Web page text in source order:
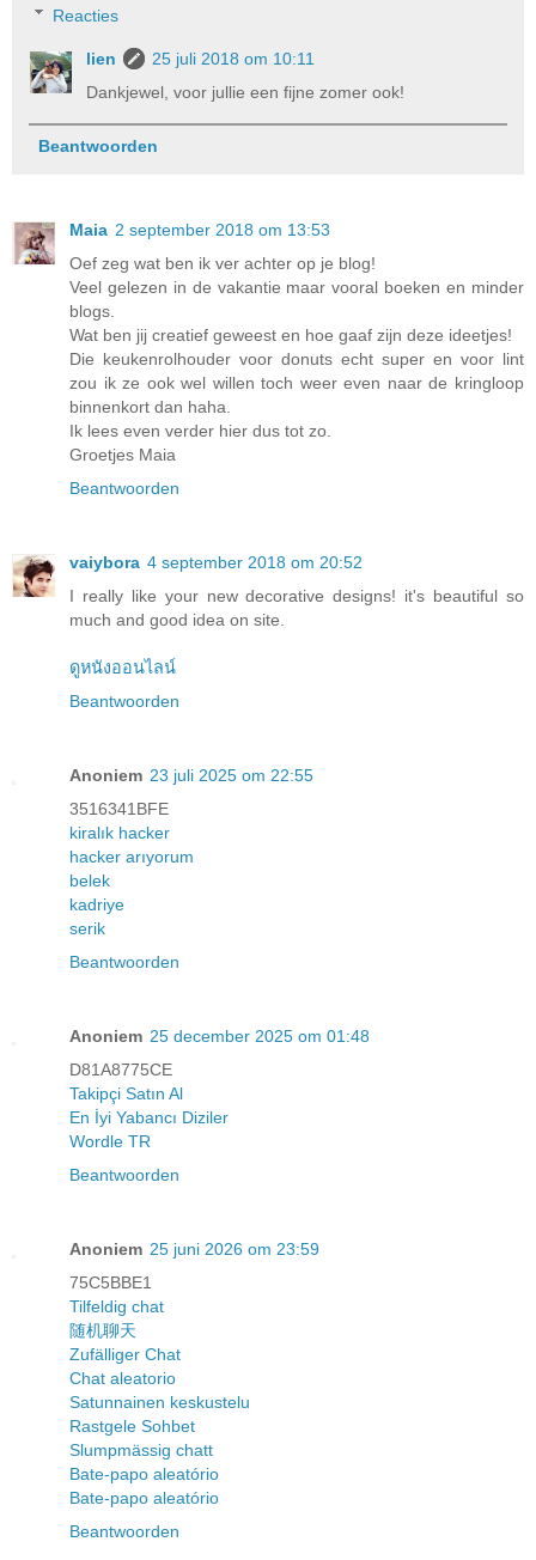
Reacties
lien
25 juli 2018 om 10:11
Dankjewel, voor jullie een fijne zomer ook!
Beantwoorden
Maia 2 september 2018 om 13:53
Oef zeg wat ben ik ver achter op je blog!
Veel gelezen in de vakantie maar vooral boeken en minder
blogs.
Wat ben jij creatief geweest en hoe gaaf zijn deze ideetjes!
Die keukenrolhouder voor donuts echt super en voor lint
zou ik ze ook wel willen toch weer even naar de kringloop
binnenkort dan haha.
Ik lees even verder hier dus tot zo.
Groetjes Maia
Beantwoorden
vaiybora 4 september 2018 om 20:52
I really like your new decorative designs! it's beautiful so
much and good idea on site.
ดูหนังออนไลน์
Beantwoorden
Anoniem 23 juli 2025 om 22:55
3516341BFE
kiralık hacker
hacker arıyorum
belek
kadriye
serik
Beantwoorden
Anoniem 25 december 2025 om 01:48
D81A8775CE
Takipçi Satın Al
En İyi Yabancı Diziler
Wordle TR
Beantwoorden
Anoniem 25 juni 2026 om 23:59
75C5BBE1
Tilfeldig chat
随机聊天
Zufälliger Chat
Chat aleatorio
Satunnainen keskustelu
Rastgele Sohbet
Slumpmässig chatt
Bate-papo aleatório
Bate-papo aleatório
Beantwoorden